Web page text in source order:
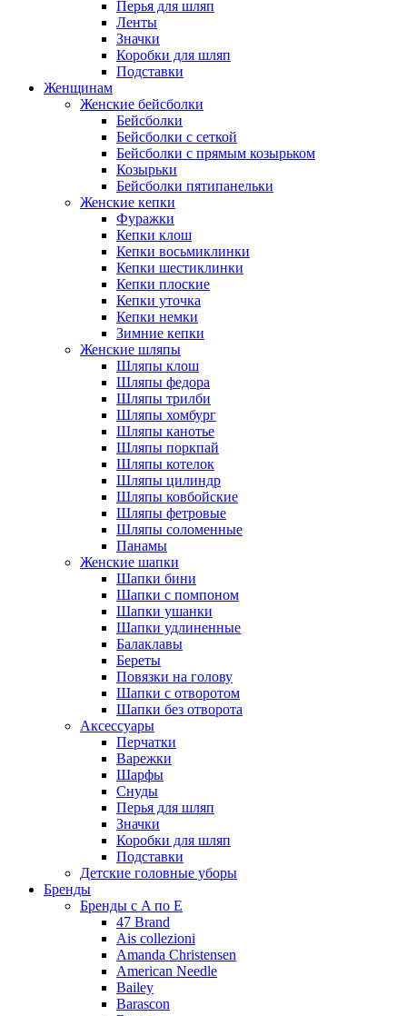
Перья для шляп
Ленты
Значки
Коробки для шляп
Подставки
Женщинам
Женские бейсболки
Бейсболки
Бейсболки с сеткой
Бейсболки с прямым козырьком
Козырьки
Бейсболки пятипанельки
Женские кепки
Фуражки
Кепки клош
Кепки восьмиклинки
Кепки шестиклинки
Кепки плоские
Кепки уточка
Кепки немки
Зимние кепки
Женские шляпы
Шляпы клош
Шляпы федора
Шляпы трилби
Шляпы хомбург
Шляпы канотье
Шляпы поркпай
Шляпы котелок
Шляпы цилиндр
Шляпы ковбойские
Шляпы фетровые
Шляпы соломенные
Панамы
Женские шапки
Шапки бини
Шапки с помпоном
Шапки ушанки
Шапки удлиненные
Балаклавы
Береты
Повязки на голову
Шапки с отворотом
Шапки без отворота
Аксессуары
Перчатки
Варежки
Шарфы
Снуды
Перья для шляп
Значки
Коробки для шляп
Подставки
Детские головные уборы
Бренды
Бренды с A по E
47 Brand
Ais collezioni
Amanda Christensen
American Needle
Bailey
Barascon